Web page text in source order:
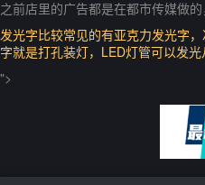
之前店里的广告都是在都市传媒做
发光字比较常见的有亚克力发光字
字就是打孔装灯，LED灯管可以发
">